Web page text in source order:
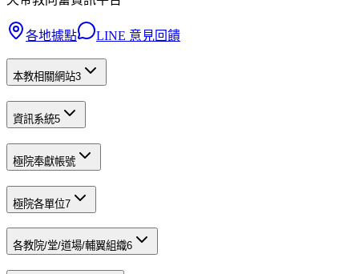
各地據點 LINE 意見回饋
本教相關網站3
資訊系統5
極院奉獻帳號
極院各單位7
各教院/堂/道場/輔翼組織6